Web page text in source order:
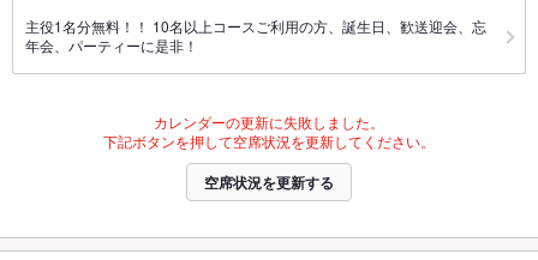
主役1名分無料！！ 10名以上コースご利用の方、誕生日、歓送迎会、忘
年会、パーティーに是非！
カレンダーの更新に失敗しました。
下記ボタンを押して空席状況を更新してください。
空席状況を更新する